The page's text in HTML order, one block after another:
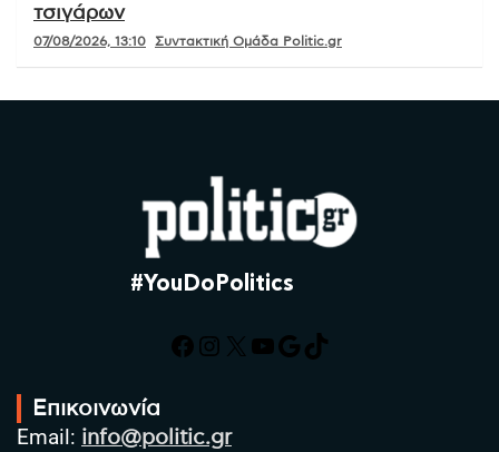
τσιγάρων
07/08/2026, 13:10 Συντακτική Ομάδα Politic.gr
#YouDoPolitics
Facebook
Instagram
X YouTube
Google
TikTok
Επικοινωνία
Email: info@politic.gr